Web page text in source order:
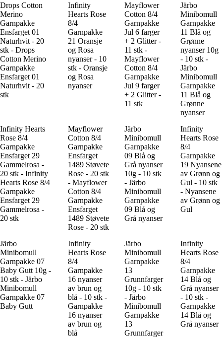
Drops Cotton
Merino
Garnpakke
Ensfarget 01
Naturhvit - 20
stk - Drops
Cotton Merino
Garnpakke
Ensfarget 01
Naturhvit - 20
stk
Infinity
Hearts Rose
8/4
Garnpakke
21 Oransje
og Rosa
nyanser - 10
stk - Oransje
og Rosa
nyanser
Mayflower
Cotton 8/4
Garnpakke
Jul 6 farger
+ 2 Glitter -
11 stk -
Mayflower
Cotton 8/4
Garnpakke
Jul 9 farger
+ 2 Glitter -
11 stk
Järbo
Minibomull
Garnpakke
11 Blå og
Grønne
nyanser 10g
- 10 stk -
Järbo
Minibomull
Garnpakke
11 Blå og
Grønne
nyanser
Infinity Hearts
Rose 8/4
Garnpakke
Ensfarget 29
Gammelrosa -
20 stk - Infinity
Hearts Rose 8/4
Garnpakke
Ensfarget 29
Gammelrosa -
20 stk
Mayflower
Cotton 8/4
Garnpakke
Ensfarget
1489 Støvete
Rose - 20 stk
- Mayflower
Cotton 8/4
Garnpakke
Ensfarget
1489 Støvete
Rose - 20 stk
Järbo
Minibomull
Garnpakke
09 Blå og
Grå nyanser
10g - 10 stk
- Järbo
Minibomull
Garnpakke
09 Blå og
Grå nyanser
Infinity
Hearts Rose
8/4
Garnpakke
19 Nyansene
av Grønn og
Gul - 10 stk
- Nyansene
av Grønn og
Gul
Järbo
Minibomull
Garnpakke 07
Baby Gutt 10g -
10 stk - Järbo
Minibomull
Garnpakke 07
Baby Gutt
Infinity
Hearts Rose
8/4
Garnpakke
16 nyanser
av brun og
blå - 10 stk -
Garnpakke
16 nyanser
av brun og
blå
Järbo
Minibomull
Garnpakke
13
Grunnfarger
10g - 10 stk
- Järbo
Minibomull
Garnpakke
13
Grunnfarger
Infinity
Hearts Rose
8/4
Garnpakke
14 Blå og
Grå nyanser
- 10 stk -
Garnpakke
14 Blå og
Grå nyanser